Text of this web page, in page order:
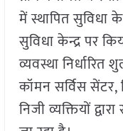
में स्थापित सुविधा
सुविधा केन्द्र पर
व्यवस्था
कॉमन सर्विस सेंटर,
निजी व्यक्तियों